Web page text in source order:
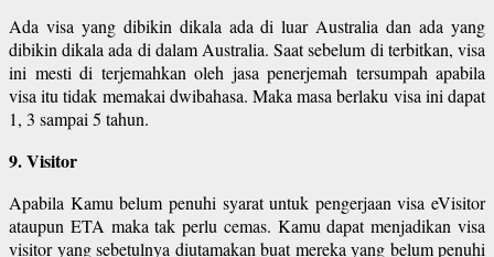
Ada visa yang dibikin dikala ada di luar Australia dan ada yang
dibikin dikala ada di dalam Australia. Saat sebelum di terbitkan, visa
ini mesti di terjemahkan oleh jasa penerjemah tersumpah apabila
visa itu tidak memakai dwibahasa. Maka masa berlaku visa ini dapat
1, 3 sampai 5 tahun.
9. Visitor
Apabila Kamu belum penuhi syarat untuk pengerjaan visa eVisitor
ataupun ETA maka tak perlu cemas. Kamu dapat menjadikan visa
visitor yang sebetulnya diutamakan buat mereka yang belum penuhi